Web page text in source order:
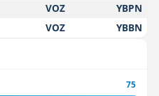
VOZ
YBPN
VOZ YBBN
75